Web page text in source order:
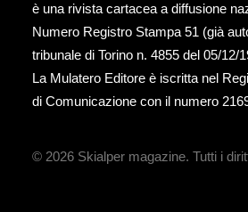
è una rivista cartacea a diffusione
Numero Registro Stampa 51 (già
tribunale di Torino n. 4855 del 05/12/
La Mulatero Editore è iscritta nel
di Comunicazione con il numero
© 2026 Skialper magazine. Tutti i